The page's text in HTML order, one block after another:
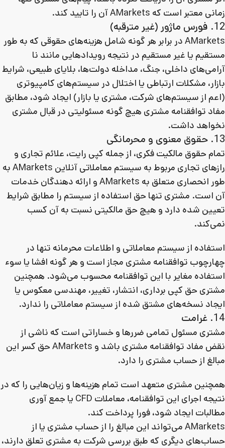
زمانی معتبر است که AMarkets آن را تایید کند.
12. فورس ماژور (غیر مترقبه)
AMarkets در برابر هر گونه شامل هزینه‌های حقوقی که به طور
مستقیم یا غیر مستقیم در نتیجه رویدادهایی مانند نا
آرامی‌های داخلی، جنگ، مداخله دولت‌ها، بلایای طبیعی، شرایط
بازار، مشکلات ارتباطی یا اختلال در سیستم‌های کامپیوتری
(اعم از سیستم‌های شرکت، مشتری یا بازار) ایجاد شود، مطابق
مفاد توافقنامه مشتری هیچ گونه مسئولیتی در قبال مشتری
نخواهد داشت.
13. حقوق معنوی و محرمانگی
تمام حقوق مالکیت فکری، از جمله کپی رایت، علائم تجاری و
رازهای تجاری مربوط به سیستم معاملاتی آنلاین AMarkets به
طور انحصاری متعلق به AMarkets و ارائه دهندگان خدمات
آن است. مشتری تنها حق استفاده از سیستم را مطابق شرایط
تعیین شده دارد و هیچ حق مالکیتی نسبت به آن کسب
نمی‌کند.
استفاده از سیستم معاملاتی و اطلاعات محرمانه تنها در
چهارچوب توافقنامه مشتری مجاز است و هر گونه افشا یا سوء
استفاده مغایر با این توافقنامه محسوب می‌شود. همچنین
مشتری حق کپی برداری، انتشار، تغییر، مهندسی معکوس یا
ایجاد نسخه‌های مشتق شده از سیستم معاملاتی را ندارد.
14. غرامت
مشتری مسئول تمامی ضررها و خساراتی است که ناشی از
نقض مفاد توافقنامه مشتری باشد و AMarkets حق کسر این
مبالغ از حساب مشتری را دارد.
همچنین مشتری متعهد است تمام هزینه‌ها و زیان‌هایی را که در
نتیجه اجرای این توافقنامه، معاملات CFD یا جمع آوری
مطالبات ایجاد شود، فورا پرداخت کند.
AMarkets می‌تواند این مبالغ را از حساب مشتری یا از
حساب‌های دیگری که طبق بررسی شرکت به مشتری تعلق دارند،